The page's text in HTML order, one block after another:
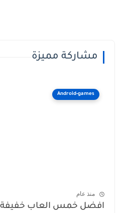
مشاركة مميزة
Android-games
منذ عام
افضل خمس العاب خفيفة